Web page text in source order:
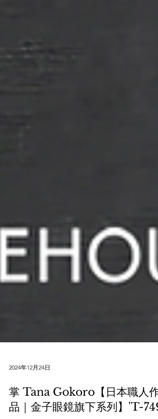
2024年12月24日
掌 Tana Gokoro【日本職人作